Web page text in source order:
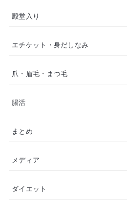
殿堂入り
エチケット・身だしなみ
爪・眉毛・まつ毛
腸活
まとめ
メディア
ダイエット